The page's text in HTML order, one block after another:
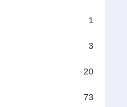
1
3
20
73